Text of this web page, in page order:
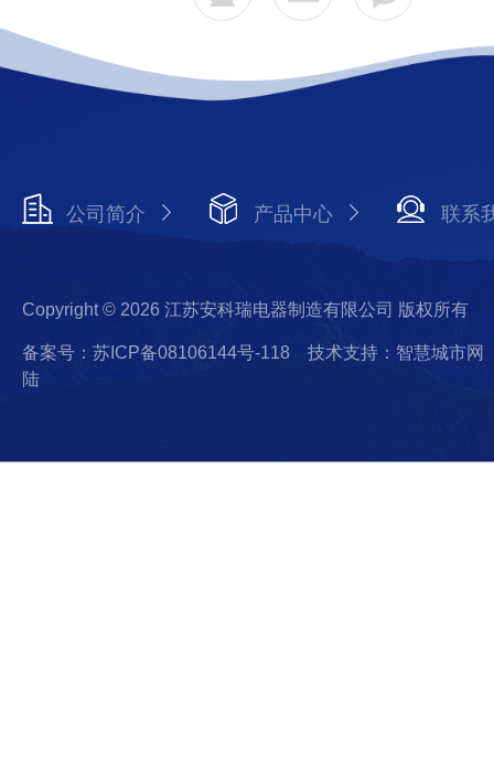
公司简介 产品中心 联系
Copyright © 2026 江苏安科瑞电器制造有限公司 版权所有
备案号：苏ICP备08106144号-118
技术支持：智慧城市网
陆